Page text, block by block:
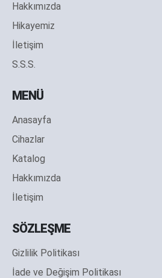
Hakkımızda
Hikayemiz
İletişim
S.S.S.
MENÜ
Anasayfa
Cihazlar
Katalog
Hakkımızda
İletişim
SÖZLEŞME
Gizlilik Politikası
İade ve Değişim Politikası